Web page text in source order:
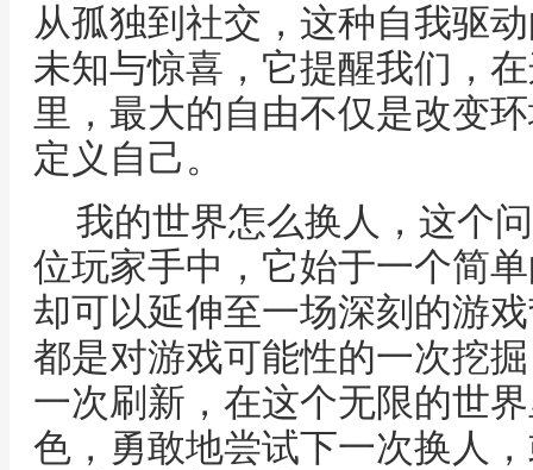
从孤独到社交，这种自我驱
未知与惊喜，它提醒我们，
里，最大的自由不仅是改变
定义自己。
我的世界怎么换人，这个
位玩家手中，它始于一个简
却可以延伸至一场深刻的游
都是对游戏可能性的一次挖
一次刷新，在这个无限的世
色，勇敢地尝试下一次换人